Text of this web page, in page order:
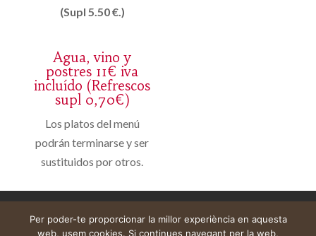
(Supl 5.50 €.)
Agua, vino y
postres 11€ iva
incluído (Refrescos
supl 0,70€)
Los platos del menú
podrán terminarse y ser
sustituidos por otros.
Per poder-te proporcionar la millor experiència en aquesta
web, usem cookies. Si continues navegant per la web,